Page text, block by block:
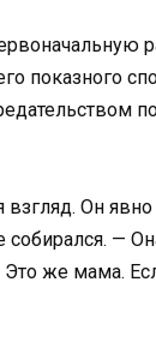
показного
Он явно
—
же мама.